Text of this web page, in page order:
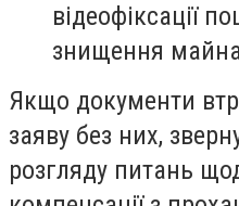
відеофіксації
знищення
Якщо документи
заяву без них,
розгляду питань